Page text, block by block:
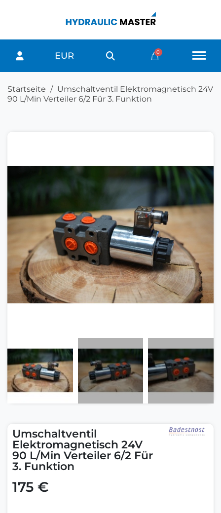
EUR
Startseite
Umschaltventil Elektromagnetisch 24V
90 L/Min Verteiler 6/2 Für 3. Funktion
Umschaltventil
Elektromagnetisch 24V
90 L/Min Verteiler 6/2 Für
3. Funktion
175 €